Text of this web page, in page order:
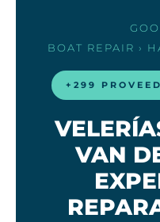
BOAT REPAIR ›
+299
VAN